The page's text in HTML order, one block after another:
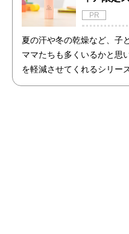
PR
夏の汗や冬の乾燥など、子
ママたちも多くいるかと思
を軽減させてくれるシリー
た商品「アトピッグ」と「